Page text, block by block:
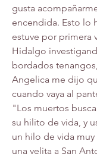
gusta
encendida. Esto lo
estuve por primera
Hidalgo
bordados
Angelica me dijo
cuando vaya al
"Los muertos
su hilito de vida, y
un hilo de vida
una velita a San